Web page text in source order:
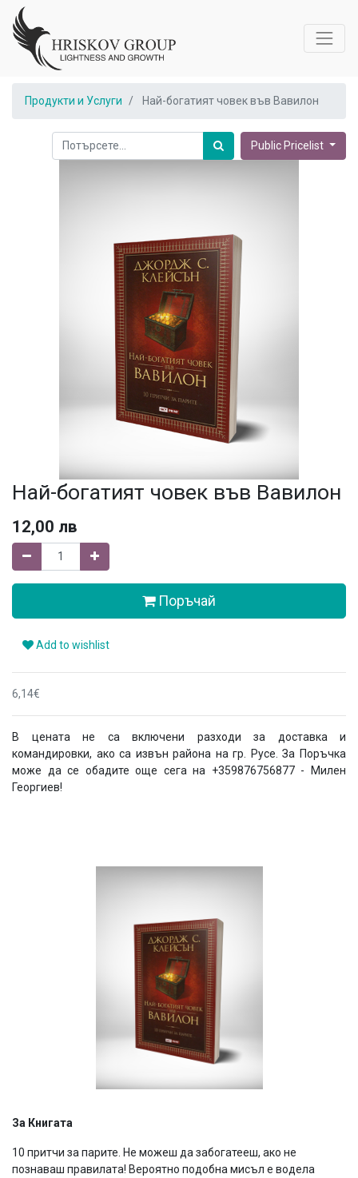
Продукти и Услуги Най-богатият човек във Вавилон
Public Pricelist
Най-богатият човек във Вавилон
12,00 лв
Поръчай
Add to wishlist
6,14€
В цената не са включени разходи за доставка и
командировки, ако са извън района на гр. Русе. За Поръчка
може да се обадите още сега на +359876756877 - Милен
Георгиев!
За Книгата
10 притчи за парите. Не можеш да забогатееш, ако не
познаваш правилата! Вероятно подобна мисъл е водела